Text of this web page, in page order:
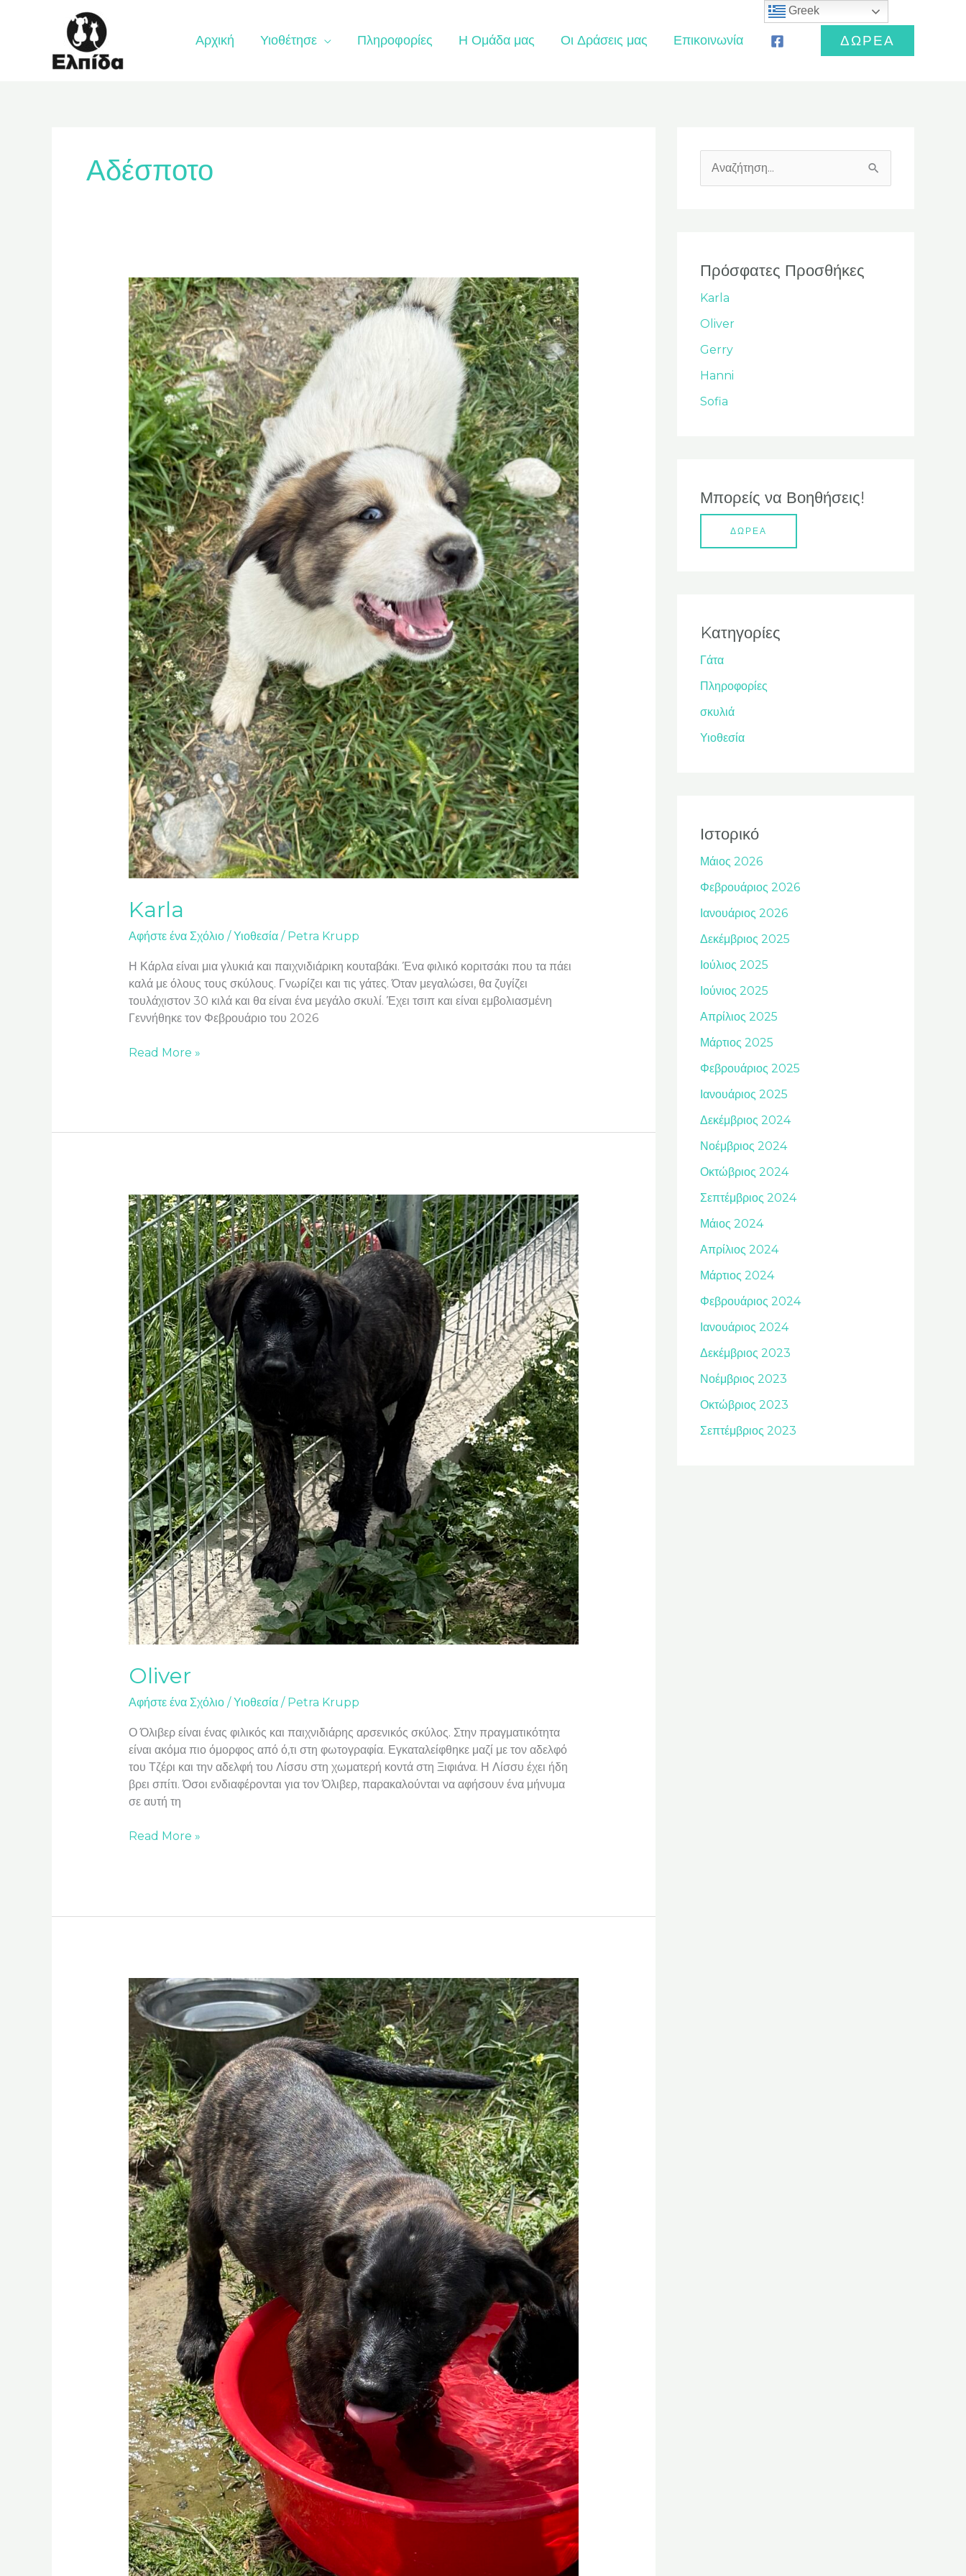
Αρχική Υιοθέτησε Πληροφορίες Η Ομάδα μας Οι Δράσεις μας Επικοινωνία ΔΩΡΕΑ
Αδέσποτο
Karla
Αφήστε ένα Σχόλιο /Υιοθεσία/ Petra Krupp
Η Κάρλα είναι μια γλυκιά και παιχνιδιάρικη κουταβάκι. Ένα φιλικό κοριτσάκι που τα πάει
καλά με όλους τους σκύλους. Γνωρίζει και τις γάτες. Όταν μεγαλώσει, θα ζυγίζει
τουλάχιστον 30 κιλά και θα είναι ένα μεγάλο σκυλί. Έχει τσιπ και είναι εμβολιασμένη
Γεννήθηκε τον Φεβρουάριο του 2026
Karla
Read More »
Oliver
Αφήστε ένα Σχόλιο / Υιοθεσία/ Petra Krupp
Ο Όλιβερ είναι ένας φιλικός και παιχνιδιάρης αρσενικός σκύλος. Στην πραγματικότητα
είναι ακόμα πιο όμορφος από ό,τι στη φωτογραφία. Εγκαταλείφθηκε μαζί με τον αδελφό
του Τζέρι και την αδελφή του Λίσσυ στη χωματερή κοντά στη Ξιφιάνα. Η Λίσσυ έχει ήδη
βρει σπίτι. Όσοι ενδιαφέρονται για τον Όλιβερ, παρακαλούνται να αφήσουν ένα μήνυμα
σε αυτή τη
Oliver
Read More »
Gerry
ή
σ
η
γ
ι
Πρόσφατες Προσθήκες
Karla
Oliver
Gerry
Hanni
Sofia
Μπορείς να Βοηθήσεις!
ΔΩΡΕΑ
Kατηγορίες
Γάτα
Πληροφορίες
σκυλιά
Υιοθεσία
Ιστορικό
Μάιος 2026
Φεβρουάριος 2026
Ιανουάριος 2026
Δεκέμβριος 2025
Ιούλιος 2025
Ιούνιος 2025
Απρίλιος 2025
Μάρτιος 2025
Φεβρουάριος 2025
Ιανουάριος 2025
Δεκέμβριος 2024
Νοέμβριος 2024
Οκτώβριος 2024
Σεπτέμβριος 2024
Μάιος 2024
Απρίλιος 2024
Μάρτιος 2024
Φεβρουάριος 2024
Ιανουάριος 2024
Δεκέμβριος 2023
Νοέμβριος 2023
Οκτώβριος 2023
Σεπτέμβριος 2023
Greek